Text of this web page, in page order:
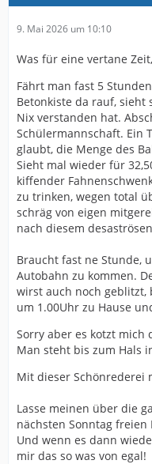
9. Mai 2026 um 10:10
Was für eine vertane Zeit,
Fährt man fast 5
Betonkiste da rauf,
Nix verstanden hat.
Schülermannschaft. Ein
glaubt, die Menge des
Sieht mal wieder für
kiffender
zu trinken, wegen total
schräg von eigen
nach diesem
Braucht fast ne Stunde,
Autobahn zu kommen.
wirst auch noch geblitzt,
um 1.00Uhr zu Hause
Sorry aber es kotzt mich
Man steht bis zum Hals
Mit dieser Schönrederei
Lasse meinen über die
nächsten Sonntag freien
Und wenn es dann
mir das so was von egal!